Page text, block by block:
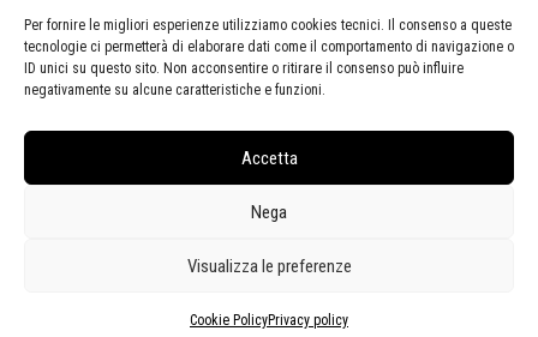
Per fornire le migliori esperienze utilizziamo cookies tecnici. Il consenso a queste
tecnologie ci permetterà di elaborare dati come il comportamento di navigazione o
ID unici su questo sito. Non acconsentire o ritirare il consenso può influire
negativamente su alcune caratteristiche e funzioni.
Accetta
Nega
Visualizza le preferenze
Cookie PolicyPrivacy policy
Tel:
+39 0584 944580
(orario 09.00/13.00)
Email:gamc@comune.viareggio.lu.it
Segnalazione di inaccessibilità